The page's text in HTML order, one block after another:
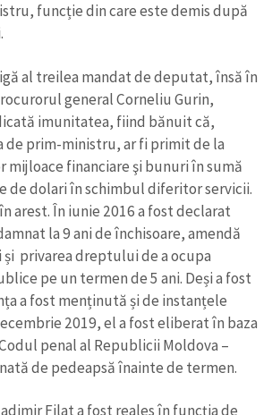
funcție din care este demis după
al treilea mandat de deputat, însă în
general Corneliu Gurin,
imunitatea, fiind bănuit că,
de prim-ministru, ar fi primit de la
mijloace financiare şi bunuri în sumă
de dolari în schimbul diferitor servicii.
arest. În iunie 2016 a fost declarat
la 9 ani de închisoare, amendă
și privarea dreptului de a ocupa
pe un termen de 5 ani. Deși a fost
a fost menținută și de instanțele
2019, el a fost eliberat în baza
penal al Republicii Moldova –
de pedeapsă înainte de termen.
Filat a fost reales în funcția de
titlu
imagine
media